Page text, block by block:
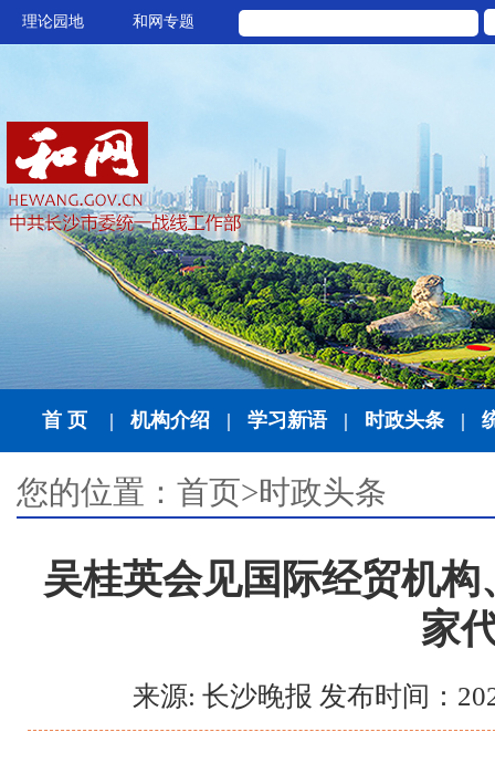
理论园地 和网专题
首 页 | 机构介绍 | 学习新语 | 时政头条 |
您的位置： 首页>时政头条
吴桂英会见国际经贸机
家
来源: 长沙晚报 发布时间：